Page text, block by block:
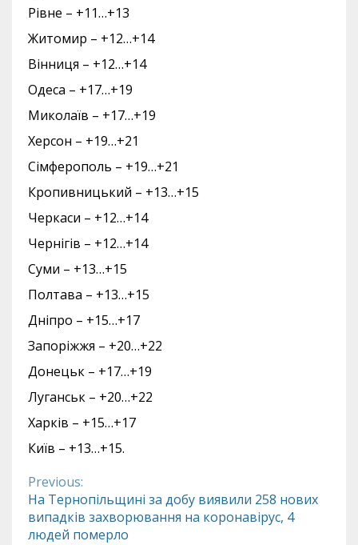
Рівне – +11…+13
Житомир – +12…+14
Вінниця – +12…+14
Одеса – +17…+19
Миколаїв – +17…+19
Херсон – +19…+21
Сімферополь – +19…+21
Кропивницький – +13…+15
Черкаси – +12…+14
Чернігів – +12…+14
Суми – +13…+15
Полтава – +13…+15
Дніпро – +15…+17
Запоріжжя – +20…+22
Донецьк – +17…+19
Луганськ – +20…+22
Харків – +15…+17
Київ – +13…+15.
Continue
Reading
Previous:
На Тернопільщині за добу виявили 258 нових
випадків захворювання на коронавірус, 4
людей померло